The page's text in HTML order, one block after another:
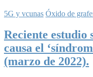
5G y vcunas Óxido de
Reciente estudio
causa el
(marzo de 2022).